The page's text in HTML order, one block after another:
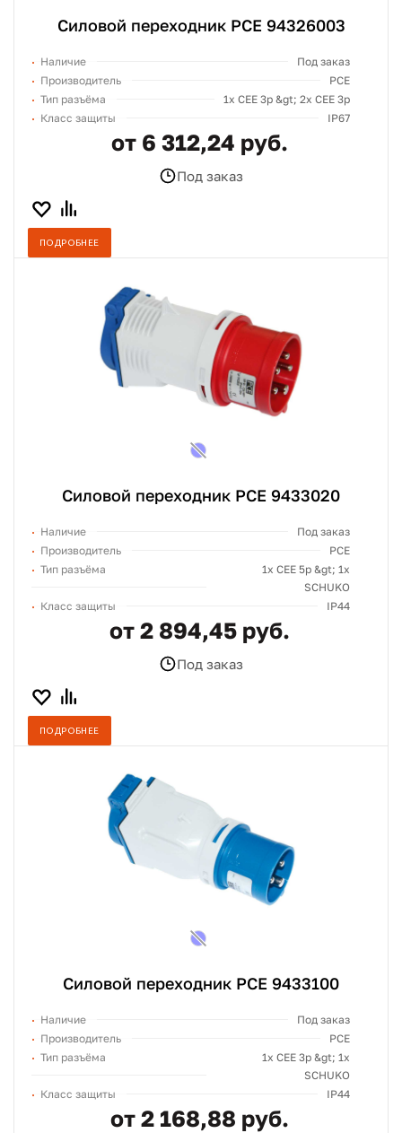
Силовой переходник PCE 94326003
Наличие
Под заказ
Производитель
PCE
Тип разъёма
1х СЕЕ 3p &gt; 2х СЕЕ 3p
Класс защиты
IP67
от 6 312,24 руб.
Под заказ
ПОДРОБНЕЕ
Силовой переходник PCE 9433020
Наличие
Под заказ
Производитель
PCE
Тип разъёма
1х СЕЕ 5p &gt; 1x
SCHUKO
Класс защиты
IP44
от 2 894,45 руб.
Под заказ
ПОДРОБНЕЕ
Силовой переходник PCE 9433100
Наличие
Под заказ
Производитель
PCE
Тип разъёма
1х СЕЕ 3p &gt; 1x
SCHUKO
Класс защиты
IP44
от 2 168,88 руб.